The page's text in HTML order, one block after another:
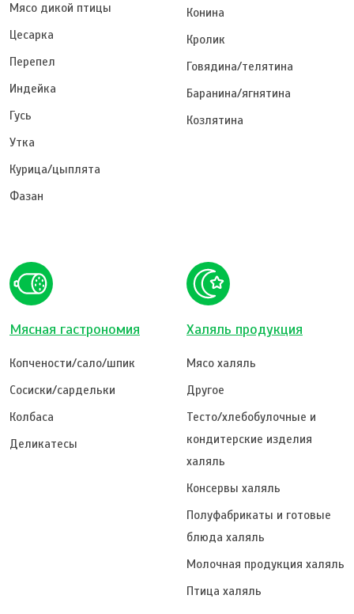
Мясо дикой птицы
Цесарка
Перепел
Индейка
Гусь
Утка
Курица/цыплята
Фазан
Конина
Кролик
Говядина/телятина
Баранина/ягнятина
Козлятина
Мясная гастрономия
Копчености/сало/шпик
Сосиски/сардельки
Колбаса
Деликатесы
Халяль продукция
Мясо халяль
Другое
Тесто/хлебобулочные и
кондитерские изделия
халяль
Консервы халяль
Полуфабрикаты и готовые
блюда халяль
Молочная продукция халяль
Птица халяль